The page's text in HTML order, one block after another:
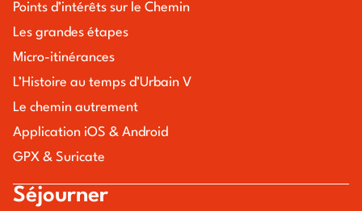
Points d’intérêts sur le Chemin
Les grandes étapes
Micro-itinérances
L’Histoire au temps d’Urbain V
Le chemin autrement
Application iOS & Android
GPX & Suricate
Séjourner